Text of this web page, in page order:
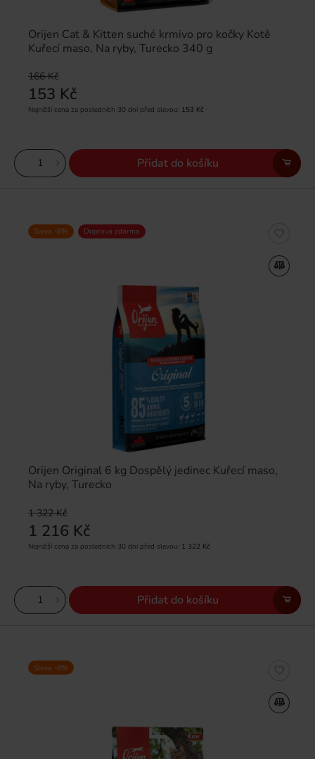
Orijen Cat & Kitten suché krmivo pro kočky Kotě
Kuřecí maso, Na ryby, Turecko 340 g
166 Kč
153 Kč
Nejnižší cena za posledních 30 dní před slevou: 153 Kč
Přidat do košíku
Orijen Original 6 kg Dospělý jedinec Kuřecí maso,
Na ryby, Turecko
1 322 Kč
1 216 Kč
Nejnižší cena za posledních 30 dní před slevou: 1 322 Kč
Sleva -8% Doprava zdarma
Přidat do košíku
Sleva -8%